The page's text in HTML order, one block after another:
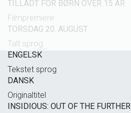
TILLADT FOR BØRN OVER 15 ÅR
Filmpremiere
TORSDAG 20. AUGUST
Talt sprog
ENGELSK
Tekstet sprog
DANSK
Originaltitel
INSIDIOUS: OUT OF THE FURTHER